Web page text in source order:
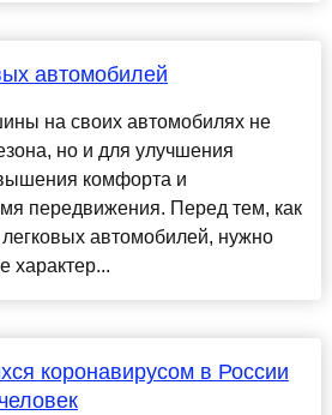
автомобилей
на своих автомобилях не
но и для улучшения
комфорта и
передвижения. Перед тем, как
автомобилей, нужно
характер...
коронавирусом в России